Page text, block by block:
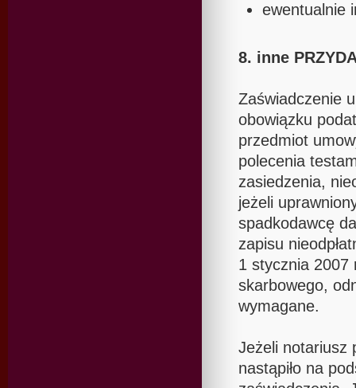
ewentualnie
8. inne
Zaświadczenie
obowiązku
przedmiot
polecenia
zasiedzenia,
jeżeli
spadkodawcę
zapisu
1 stycznia 2007
skarbowego,
wymagane.
Jeżeli notariusz
nastąpiło na